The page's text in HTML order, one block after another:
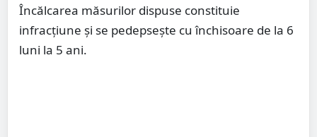
Încălcarea măsurilor dispuse constituie
infracțiune și se pedepsește cu închisoare de la 6
luni la 5 ani.